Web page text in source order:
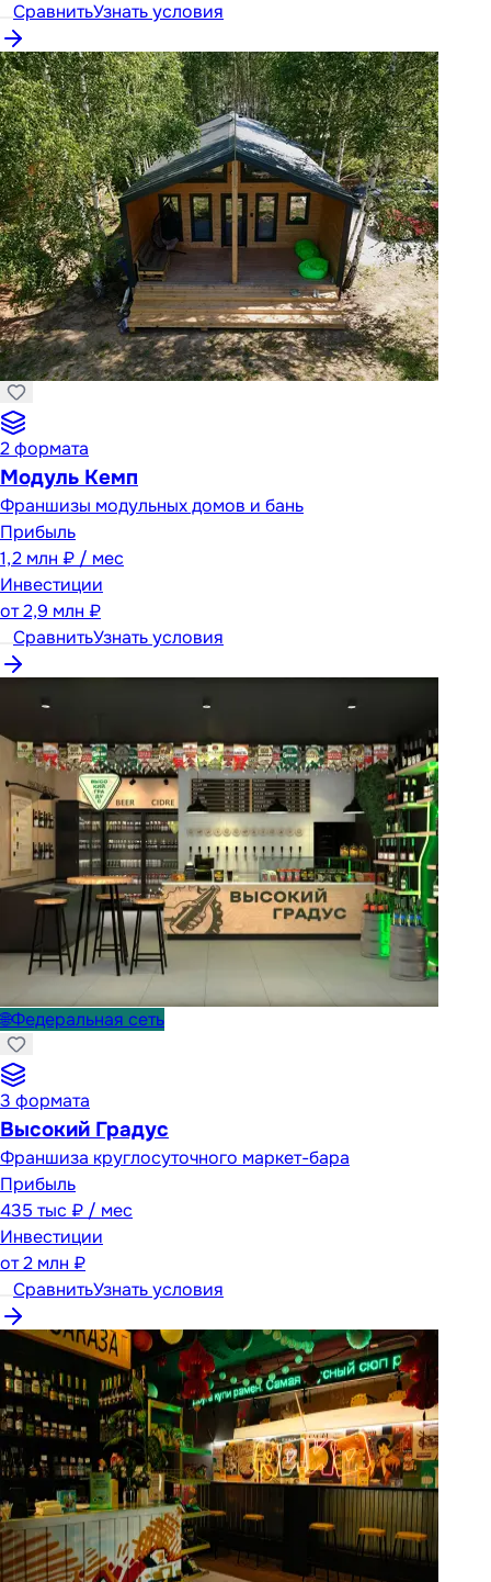
СравнитьУзнать условия
2формата
Модуль Кемп
Франшизы модульных домов и бань
Прибыль
1,2 млн ₽ / мес
Инвестиции
от2,9 млн ₽
СравнитьУзнать условия
🌐Федеральная сеть
3 формата
Высокий Градус
Франшиза круглосуточного маркет-бара
Прибыль
435 тыс ₽ / мес
Инвестиции
от2 млн ₽
СравнитьУзнать условия